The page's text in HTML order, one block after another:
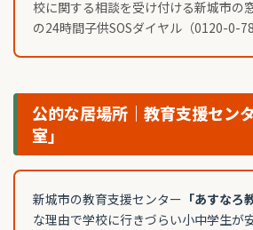
校に関する相談を受け付ける新城市の
の24時間子供SOSダイヤル（0120-0-
公的な居場所｜教育支援セン
室」
新城市の教育支援センター 「あすなろ
な理由で学校に行きづらい小中学生が